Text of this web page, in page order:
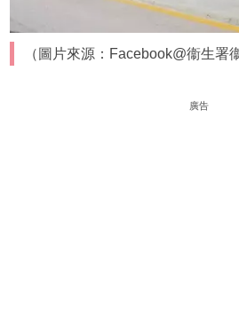
（圖片來源：Facebook@衞生署
廣告